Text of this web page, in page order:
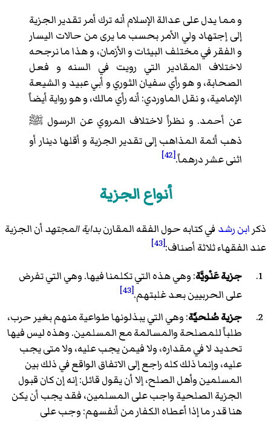
و مما يدل على عدالة الإسلام أنه ترك أمر تقدير الجزية
إلى إجتهاد ولي الأمر بحسب ما يرى من حالات اليسار
و الفقر في مختلف البيئات و الأزمان، و هذا ما نرجحه
لاختلاف المقادير التي رويت في السنه و فعل
الصحابة، و هو رأي سفيان الثوري و أبي عبيد و الشيعة
الإمامية، و نقل الماوردي: أنه رأي مالك، و هو رواية أيضاً
عن أحمد. و نظراً لاختلاف المروي عن الرسول ﷺ
ذهب أئمة المذاهب إلى تقدير الجزية و أقلها دينار أو
اثنى عشر درهماً.[42]
أنواع الجزية
ذكرابن رشدفي كتابه حول الفقه المقارنبداية المجتهدأن الجزية
عند الفقهاء ثلاثة أصناف:[43]
جزية عَنْويَّة: وهي هذه التي تكلمنا فيها. وهي التي تفرض
على الحربيين بعد غلبتهم.[43]
جزية صُلحيَّة: وهي التي يبذلونها طواعية منهم بغير حرب،
طلباً للمصلحة والمسالمة مع المسلمين. وهذه ليس فيها
تحديد لا في مقداره، ولا فيمن يجب عليه، ولا متى يجب
عليه، وإنما ذلك كله راجع إلى الاتفاق الواقع في ذلك بين
المسلمين وأهل الصلح، إلا أن يقول قائل: إنه إن كان قبول
الجزية الصلحية واجب على المسلمين، فقد يجب أن يكن
هنا قدر ما إذا أعطاه الكفار من أنفسهم: وجب على